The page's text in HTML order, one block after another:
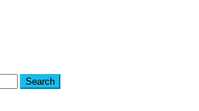
Search